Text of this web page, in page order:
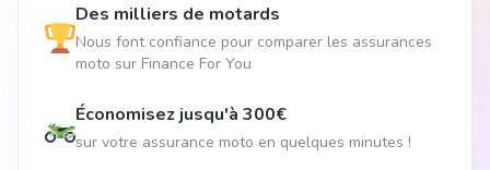
Des milliers de motards
Nous font confiance pour comparer les assurances
moto sur Finance For You
Économisez jusqu'à 300€
sur votre assurance moto en quelques minutes !